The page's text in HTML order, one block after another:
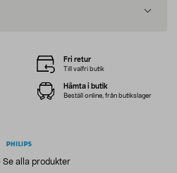
Se alla produkter
Fri retur
Till valfri butik
Hämta i butik
Beställ online, från butikslager